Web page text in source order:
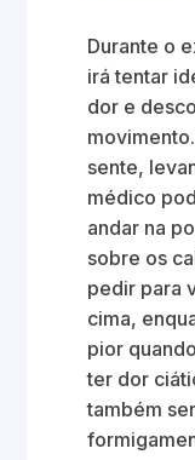
Durante o
irá tentar
dor e
sente,
médico
andar na
sobre os
pedir para
cima,
pior
ter dor
também